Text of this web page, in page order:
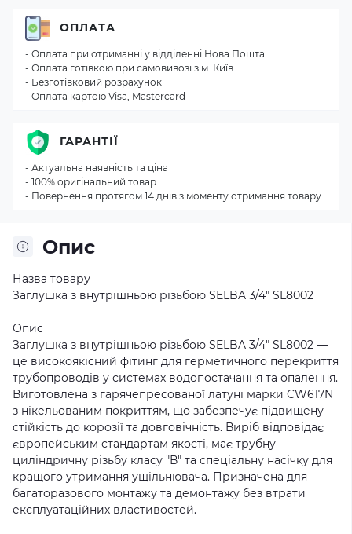
Опис
Назва товару
Заглушка з внутрішньою різьбою SELBA 3/4″ SL8002
Опис
Заглушка з внутрішньою різьбою SELBA 3/4″ SL8002 —
це високоякісний фітинг для герметичного перекриття
трубопроводів у системах водопостачання та опалення.
Виготовлена з гарячепресованої латуні марки CW617N
з нікельованим покриттям, що забезпечує підвищену
стійкість до корозії та довговічність. Виріб відповідає
європейським стандартам якості, має трубну
циліндричну різьбу класу "В" та спеціальну насічку для
кращого утримання ущільнювача. Призначена для
багаторазового монтажу та демонтажу без втрати
експлуатаційних властивостей.
ОПЛАТА
- Оплата при отриманні у відділенні Нова Пошта
- Оплата готівкою при самовивозі з м. Київ
- Безготівковий розрахунок
- Оплата картою Visa, Mastercard
ГАРАНТІЇ
- Актуальна наявність та ціна
- 100% оригінальний товар
- Повернення протягом 14 днів з моменту отримання товару